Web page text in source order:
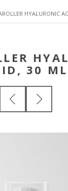
HYALURONIC
30 ML